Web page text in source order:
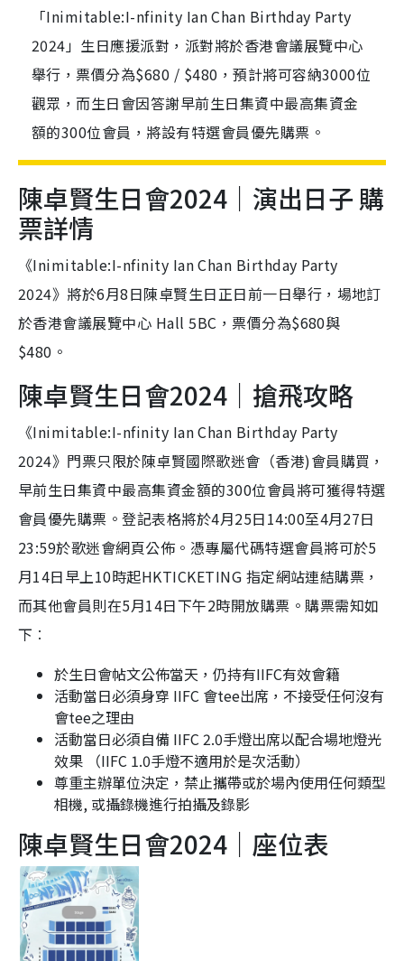
「Inimitable:I-nfinity Ian Chan Birthday Party
2024」生日應援派對，派對將於香港會議展覽中心
舉行，票價分為$680 / $480，預計將可容納3000位
觀眾，而生日會因答謝早前生日集資中最高集資金
額的300位會員，將設有特選會員優先購票。
陳卓賢生日會2024｜演出日子 購
票詳情
《Inimitable:I-nfinity Ian Chan Birthday Party
2024》將於6月8日陳卓賢生日正日前一日舉行，場地訂
於香港會議展覽中心 Hall 5BC，票價分為$680與
$480。
陳卓賢生日會2024｜搶飛攻略
《Inimitable:I-nfinity Ian Chan Birthday Party
2024》門票只限於陳卓賢國際歌迷會（香港)會員購買，
早前生日集資中最高集資金額的300位會員將可獲得特選
會員優先購票。登記表格將於4月25日14:00至4月27日
23:59於歌迷會網頁公佈。憑專屬代碼特選會員將可於5
月14日早上10時起HKTICKETING 指定網站連結購票，
而其他會員則在5月14日下午2時開放購票。購票需知如
下︰
於生日會帖文公佈當天，仍持有IIFC有效會籍
活動當日必須身穿 IIFC 會tee出席，不接受任何沒有
會tee之理由
活動當日必須自備 IIFC 2.0手燈出席以配合場地燈光
效果 （IIFC 1.0手燈不適用於是次活動）
尊重主辦單位決定，禁止攜帶或於場內使用任何類型
相機, 或攝錄機進行拍攝及錄影
陳卓賢生日會2024｜座位表